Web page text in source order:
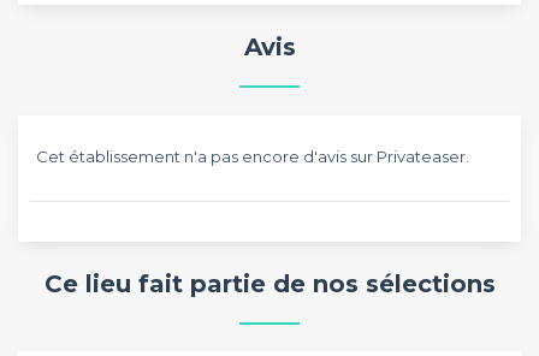
Avis
Cet établissement n'a pas encore d'avis sur Privateaser.
Ce lieu fait partie de nos sélections